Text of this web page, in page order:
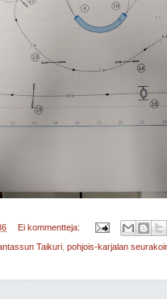
Ei kommentteja:
Taikuri pohjois-karjalan